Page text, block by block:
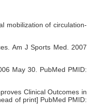
mobilization of circulation-
Am J Sports Med. 2007
May 30. PubMed PMID:
Clinical Outcomes in
of print] PubMed PMID: